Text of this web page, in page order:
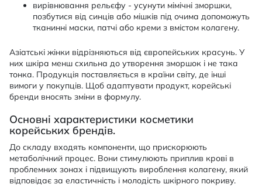
вирівнювання рельєфу - усунути мімічні зморшки,
позбутися від синців або мішків під очима допоможуть
тканинні маски, патчі або креми з вмістом колагену.
Азіатські жінки відрізняються від європейських красунь. У
них шкіра менш схильна до утворення зморшок і не така
тонка. Продукція поставляється в країни світу, де інші
вимоги у покупців. Щоб адаптувати продукт, корейські
бренди вносять зміни в формулу.
Основні характеристики косметики
корейських брендів.
До складу входять компоненти, що прискорюють
метаболічний процес. Вони стимулюють приплив крові в
проблемних зонах і підвищують вироблення колагену, який
відповідає за еластичність і молодість шкірного покриву.